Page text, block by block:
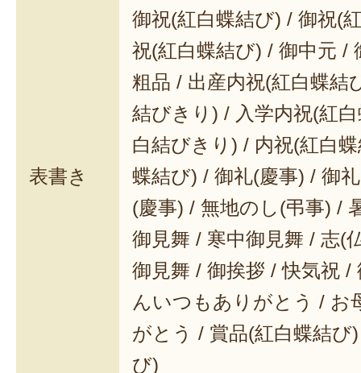
表書き
御祝(紅白蝶結び) / 御祝(
祝(紅白蝶結び) / 御中元 /
粗品 / 出産内祝(紅白蝶結
結びきり) / 入学内祝(紅
白結びきり) / 内祝(紅白
蝶結び) / 御礼(慶事) / 御
(慶事) / 無地のし(弔事) /
御見舞 / 寒中御見舞 / 志(
御見舞 / 御挨拶 / 快気祝 /
んいつもありがとう / お
がとう / 賞品(紅白蝶結び
び)